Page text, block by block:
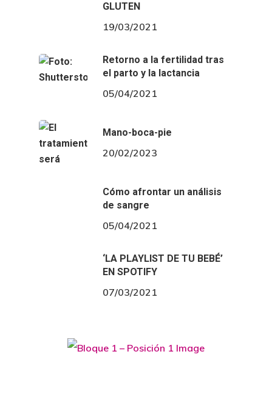
GLUTEN
19/03/2021
Retorno a la fertilidad tras
el parto y la lactancia
05/04/2021
Mano-boca-pie
20/02/2023
Cómo afrontar un análisis
de sangre
05/04/2021
‘LA PLAYLIST DE TU BEBÉ’
EN SPOTIFY
07/03/2021